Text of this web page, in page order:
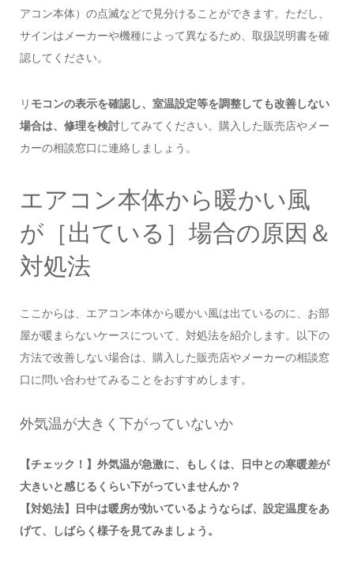
アコン本体）の点滅などで見分けることができます。ただし、
サインはメーカーや機種によって異なるため、取扱説明書を確
認してください。
リ モコンの表示を確認し、室温設定等を調整しても改善しない
場合は、修理を検討してみてください。購入した販売店やメー
カーの相談窓口に連絡しましょう。
エアコン本体から暖かい風
が［出ている］場合の原因＆
対処法
ここからは、エアコン本体から暖かい風は出ているのに、お部
屋が暖まらないケースについて、対処法を紹介します。以下の
方法で改善しない場合は、購入した販売店やメーカーの相談窓
口に問い合わせてみることをおすすめします。
外気温が大きく下がっていないか
【チェック！】外気温が急激に、もしくは、日中との寒暖差が
大きいと感じるくらい下がっていませんか？
【対処法】日中は暖房が効いているようならば、設定温度をあ
げて、しばらく様子を見てみましょう。